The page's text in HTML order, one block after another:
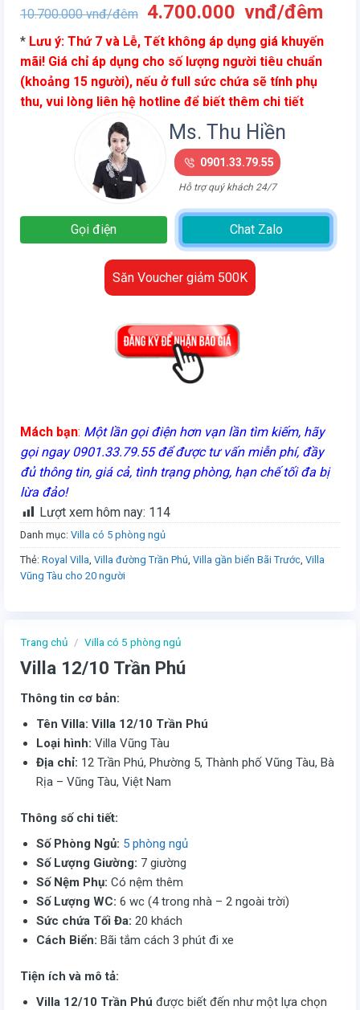
Trang chủ / Villa có 5 phòng ngủ
Villa 12/10 Trần Phú
Thông tin cơ bản:
Tên Villa: Villa 12/10 Trần Phú
Loại hình: Villa Vũng Tàu
Địa chỉ: 12 Trần Phú, Phường 5, Thành phố Vũng Tàu, Bà
Rịa – Vũng Tàu, Việt Nam
Thông số chi tiết:
Số Phòng Ngủ: 5 phòng ngủ
Số Lượng Giường: 7 giường
Số Nệm Phụ: Có nệm thêm
Số Lượng WC: 6 wc (4 trong nhà – 2 ngoài trời)
Sức chứa Tối Đa: 20 khách
Cách Biển: Bãi tắm cách 3 phút đi xe
Tiện ích và mô tả:
Villa 12/10 Trần Phú được biết đến như một lựa chọn
10.700.000vnđ/đêm
Giá
gốc
là:
10.700.000
vnđ/
đêm.
4.700.000 vnđ/đêmGiá
tại
là:
* Lưu ý: Thứ 7 và Lễ, Tết không áp dụng giá khuyến
mãi! Giá chỉ áp dụng cho số lượng người tiêu chuẩn
(khoảng 15 người), nếu ở full sức chứa sẽ tính phụ
thu, vui lòng liên hệ hotline để biết thêm chi tiết
Ms. Thu Hiền
0901.33.79.55
Hỗ trợ quý khách 24/7
Gọi điện Chat Zalo
Săn Voucher giảm 500K
Mách bạn: Một lần gọi điện hơn vạn lần tìm kiếm, hãy
gọi ngay 0901.33.79.55 để được tư vấn miễn phí, đầy
đủ thông tin, giá cả, tình trạng phòng, hạn chế tối đa bị
lừa đảo!
Lượt xem hôm nay: 114
Danh mục: Villa có 5 phòng ngủ
Thẻ: Royal Villa Villa đường Trần Phú Villa gần biển Bãi Trước Villa
Vũng Tàu cho 20 người